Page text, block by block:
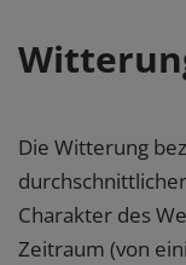
Die Witterung
Charakter des
Zeitraum (von